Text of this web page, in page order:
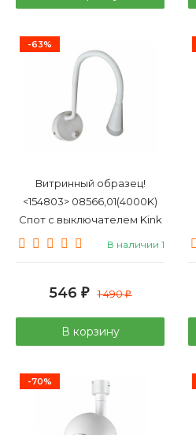
-63%
Витринный образец!
<154803> 08566,01(4000K)
Спот с выключателем Kink
Light Лайт
В наличии 1
546 ₽ 1 490₽
В корзину
-70%